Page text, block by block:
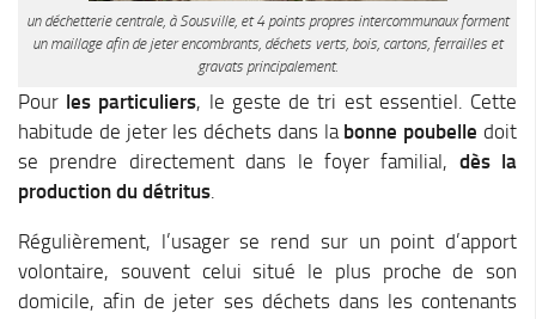
un déchetterie centrale, à Sousville, et 4 points propres intercommunaux forment
un maillage afin de jeter encombrants, déchets verts, bois, cartons, ferrailles et
gravats principalement.
Pour les particuliers, le geste de tri est essentiel. Cette
habitude de jeter les déchets dans la bonne poubelle doit
se prendre directement dans le foyer familial, dès la
production du détritus
Régulièrement, l’usager se rend sur un point d’apport
volontaire, souvent celui situé le plus proche de son
domicile, afin de jeter ses déchets dans les contenants